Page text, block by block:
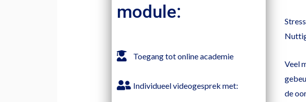
module:
Toegang tot online academie
Individueel videogesprek met:
Veel
de